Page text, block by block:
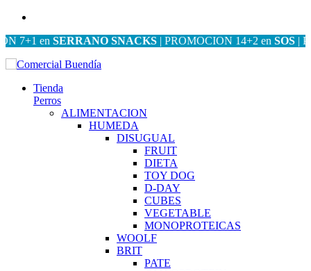
enSERRANO SNACKS| PROMOCION 14+2 enSOS|
Tienda
Perros
ALIMENTACION
HUMEDA
DISUGUAL
FRUIT
DIETA
TOY DOG
D-DAY
CUBES
VEGETABLE
MONOPROTEICAS
WOOLF
BRIT
PATE